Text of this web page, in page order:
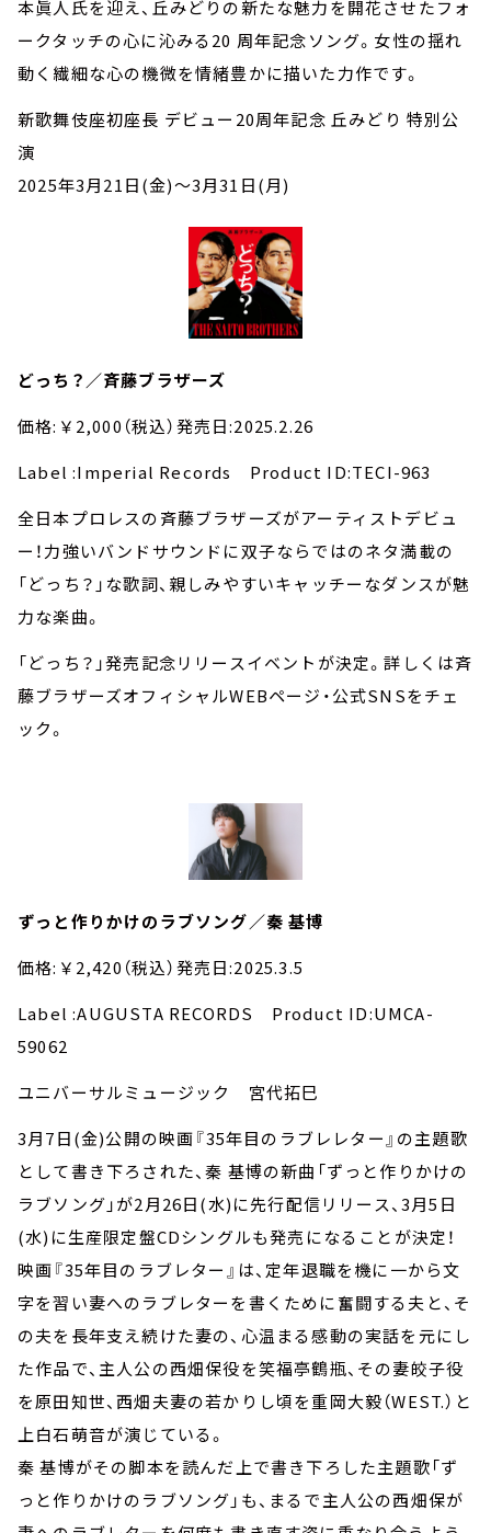
本眞人氏を迎え、丘みどりの新たな魅力を開花させたフォ
ークタッチの心に沁みる20 周年記念ソング。女性の揺れ
動く繊細な心の機微を情緒豊かに描いた力作です。
新歌舞伎座初座長 デビュー20周年記念 丘みどり 特別公
演
2025年3月21日(金)～3月31日(月)
どっち？／斉藤ブラザーズ
価格:￥2,000（税込）発売日:2025.2.26
Label :Imperial Records Product ID:TECI-963
全日本プロレスの斉藤ブラザーズがアーティストデビュ
ー！力強いバンドサウンドに双子ならではのネタ満載の
「どっち？」な歌詞、親しみやすいキャッチーなダンスが魅
力な楽曲。
「どっち？」発売記念リリースイベントが決定。詳しくは斉
藤ブラザーズオフィシャルWEBページ・公式SNSをチェ
ック。
ずっと作りかけのラブソング／秦 基博
価格:￥2,420（税込）発売日:2025.3.5
Label :AUGUSTA RECORDS Product ID:UMCA-
59062
ユニバーサルミュージック 宮代拓巳
3月7日(金)公開の映画『35年目のラブレレター』の主題歌
として書き下ろされた、秦 基博の新曲「ずっと作りかけの
ラブソング」が2月26日(水)に先行配信リリース、3月5日
(水)に生産限定盤CDシングルも発売になることが決定！
映画『35年目のラブレター』は、定年退職を機に一から文
字を習い妻へのラブレターを書くために奮闘する夫と、そ
の夫を長年支え続けた妻の、心温まる感動の実話を元にし
た作品で、主人公の西畑保役を笑福亭鶴瓶、その妻皎子役
を原田知世、西畑夫妻の若かりし頃を重岡大毅（WEST.）と
上白石萌音が演じている。
秦 基博がその脚本を読んだ上で書き下ろした主題歌「ず
っと作りかけのラブソング」も、まるで主人公の西畑保が